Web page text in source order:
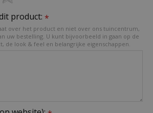
product: *
over het product en niet over ons tuincentrum,
uw bestelling. U kunt bijvoorbeeld in gaan op de
de look & feel en belangrijke eigenschappen.